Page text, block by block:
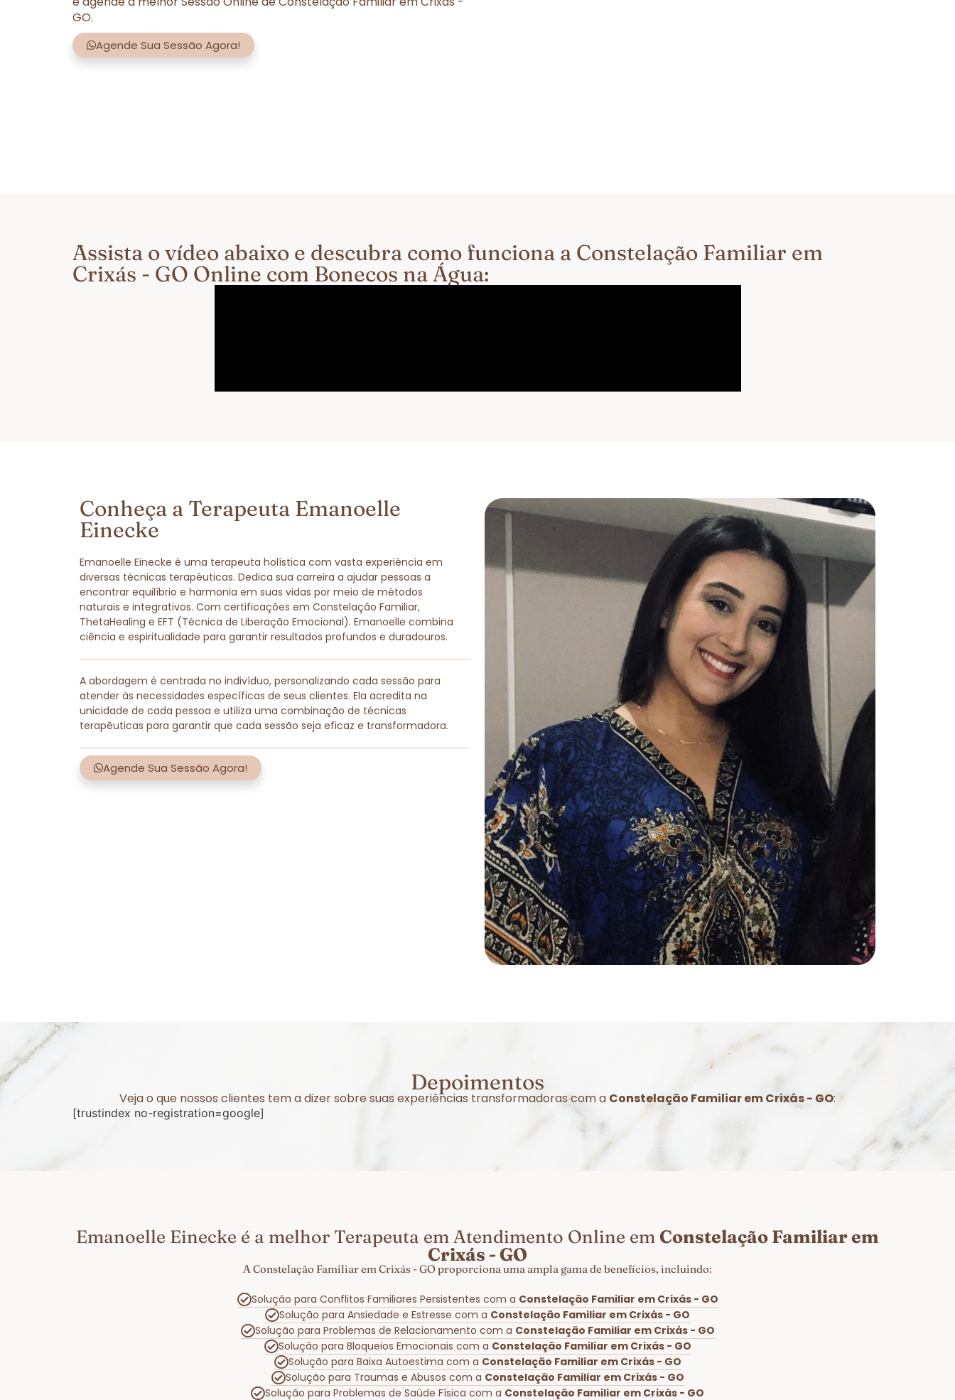
GO.
Agende Sua Sessão Agora!
Assista o vídeo abaixo e descubra como funciona a Constelação Familiar em
Crixás - GO Online com Bonecos na Água:
Conheça a Terapeuta Emanoelle
Einecke
Emanoelle Einecke é uma terapeuta holística com vasta experiência em
diversas técnicas terapêuticas. Dedica sua carreira a ajudar pessoas a
encontrar equilíbrio e harmonia em suas vidas por meio de métodos
naturais e integrativos. Com certificações em Constelação Familiar,
ThetaHealing e EFT (Técnica de Liberação Emocional). Emanoelle combina
ciência e espiritualidade para garantir resultados profundos e duradouros.
A abordagem é centrada no indivíduo, personalizando cada sessão para
atender às necessidades específicas de seus clientes. Ela acredita na
unicidade de cada pessoa e utiliza uma combinação de técnicas
terapêuticas para garantir que cada sessão seja eficaz e transformadora.
Agende Sua Sessão Agora!
Depoimentos
Veja o que nossos clientes tem a dizer sobre suas experiências transformadoras com a Constelação Familiar em Crixás - GO:
[trustindex no-registration=google]
Emanoelle Einecke é a melhor Terapeuta em Atendimento Online em Constelação Familiar em
Crixás - GO
A Constelação Familiar em Crixás - GO proporciona uma ampla gama de benefícios, incluindo:
Solução para Conflitos Familiares Persistentes com a Constelação Familiar em Crixás - GO
Solução para Ansiedade e Estresse com a Constelação Familiar em Crixás - GO
Solução para Problemas de Relacionamento com a Constelação Familiar em Crixás - GO
Solução para Bloqueios Emocionais com a Constelação Familiar em Crixás - GO
Solução para Baixa Autoestima com a Constelação Familiar em Crixás - GO
Solução para Traumas e Abusos com a Constelação Familiar em Crixás - GO
Solução para Problemas de Saúde Física com a Constelação Familiar em Crixás - GO